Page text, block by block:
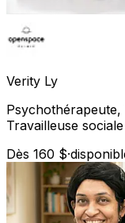
Verity Ly
Travailleuse sociale
Dès 160 $·